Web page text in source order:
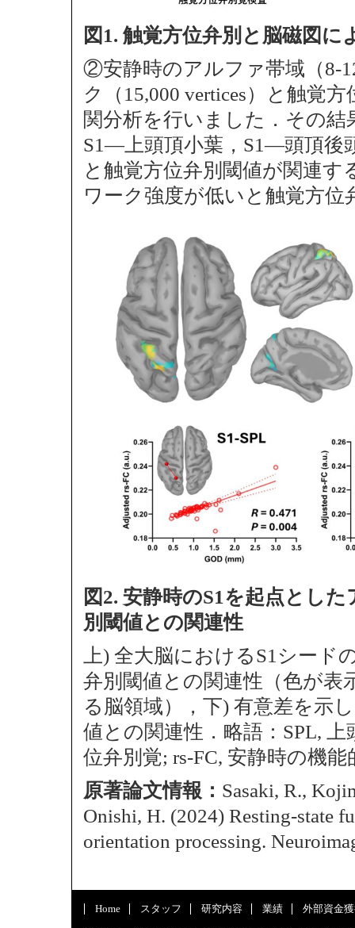
図1. 触覚方位弁別と脳磁図に
②安静時のアルファ帯域（8-
ク（15,000 vertices）と触覚
関分析を行いました．その
S1―上頭頂小葉，S1―頭頂後
と触覚方位弁別閾値が関連
ワーク強度が低いと触覚方位
図2. 安静時のS1を起点とし
別閾値との関連性
上) 全大脳におけるS1シー
弁別閾値との関連性（色が表
る脳領域），下) 有意差を示
値との関連性．略語：SPL, 上
位弁別覚; rs-FC, 安静時の機能
原著論文情報： Sasaki, R.,
Onishi, H. (2024) Resting-state
orientation processing.
Home スタッフ 研究内容 業績 外部資金